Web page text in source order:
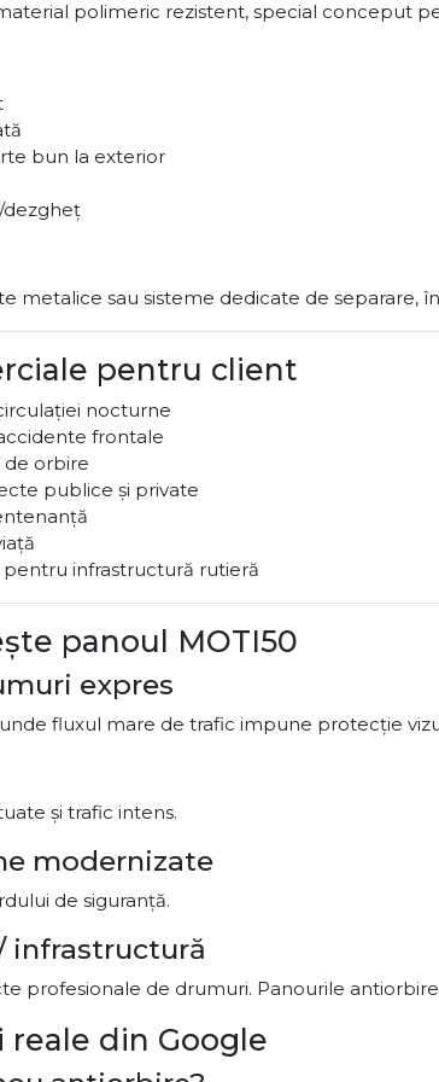
polimeric rezistent, special conceput
bun la exterior
dezgheț
metalice sau sisteme dedicate de separare,
pentru client
nocturne
frontale
de orbire
publice și private
infrastructură rutieră
panoul MOTI50
expres
fluxul mare de trafic impune protecție
și trafic intens.
modernizate
de siguranță.
infrastructură
profesionale de drumuri. Panourile
reale din Google